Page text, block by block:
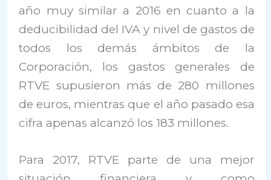
año muy similar a 2016 en cuanto a la
deducibilidad del IVA y nivel de gastos de
todos los demás ámbitos de la
Corporación, los gastos generales de
RTVE supusieron más de 280 millones
de euros, mientras que el año pasado esa
cifra apenas alcanzó los 183 millones.
Para 2017, RTVE parte de una mejor